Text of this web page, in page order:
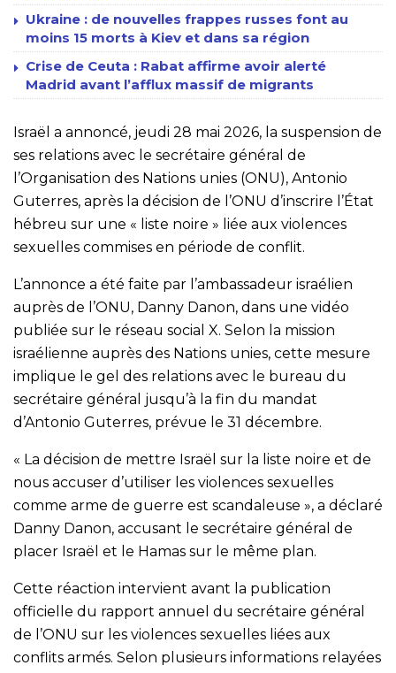
Ukraine : de nouvelles frappes russes font au
moins 15 morts à Kiev et dans sa région
Crise de Ceuta : Rabat affirme avoir alerté
Madrid avant l’afflux massif de migrants
Israël a annoncé, jeudi 28 mai 2026, la suspension de
ses relations avec le secrétaire général de
l’Organisation des Nations unies (ONU), Antonio
Guterres, après la décision de l’ONU d’inscrire l’État
hébreu sur une « liste noire » liée aux violences
sexuelles commises en période de conflit.
L’annonce a été faite par l’ambassadeur israélien
auprès de l’ONU, Danny Danon, dans une vidéo
publiée sur le réseau social X. Selon la mission
israélienne auprès des Nations unies, cette mesure
implique le gel des relations avec le bureau du
secrétaire général jusqu’à la fin du mandat
d’Antonio Guterres, prévue le 31 décembre.
« La décision de mettre Israël sur la liste noire et de
nous accuser d’utiliser les violences sexuelles
comme arme de guerre est scandaleuse », a déclaré
Danny Danon, accusant le secrétaire général de
placer Israël et le Hamas sur le même plan.
Cette réaction intervient avant la publication
officielle du rapport annuel du secrétaire général
de l’ONU sur les violences sexuelles liées aux
conflits armés. Selon plusieurs informations relayées